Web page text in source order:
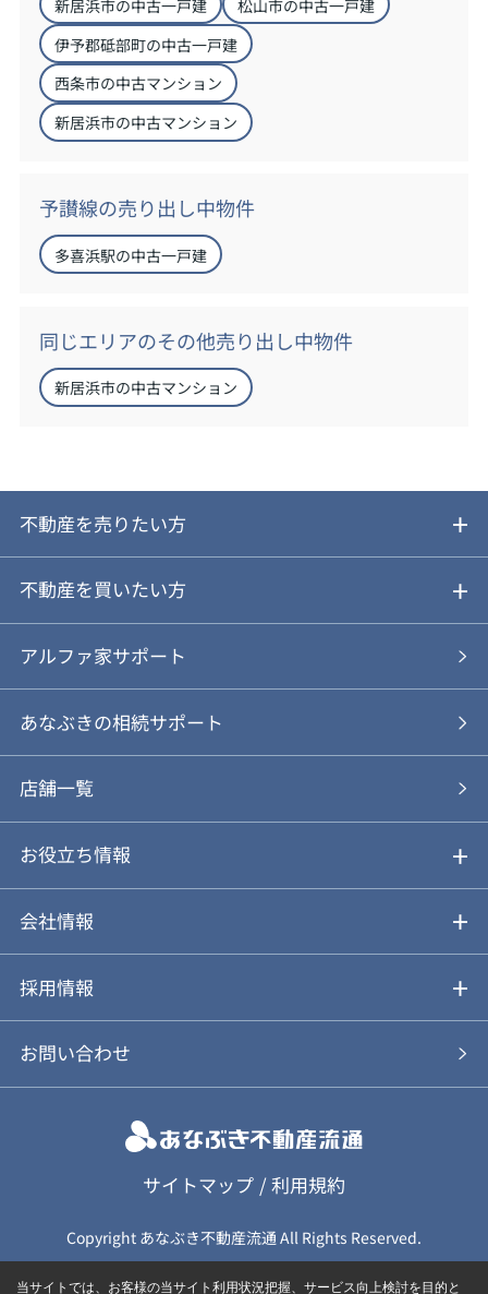
新居浜市の中古一戸建
松山市の中古一戸建
伊予郡砥部町の中古一戸建
西条市の中古マンション
新居浜市の中古マンション
予讃線の売り出し中物件
多喜浜駅の中古一戸建
同じエリアのその他売り出し中物件
新居浜市の中古マンション
不動産を売りたい方
ご売却ガイド
ご売却の流れ
あなぶきの仲介
あなぶきの買取
仲介と買取のメリット・デメリット
動画やパンフレットで見る
不動産を買いたい方
ご購入ガイド
物件を探す
購入の流れ
購入前も後も安心サポート
お気に入り
アルファ家サポート
あなぶきの相続サポート
店舗一覧
お役立ち情報
不動産Q&A
アルファジャーナル
会社情報
会社概要
スタッフ紹介
個人情報保護方針
カスタマーハラスメント基本方針
保険募集（勧誘）方針
採用情報
新卒採用について
キャリア採用について
応募に関する個人情報取扱について
お問い合わせ
サイトマップ /利用規約
Copyright あなぶき不動産流通 All Rights Reserved.
当サイトでは、お客様の当サイト利用状況把握、サービス向上検討を目的と